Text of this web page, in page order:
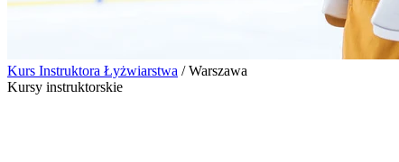
Kurs Instruktora Łyżwiarstwa / Warszawa
Kursy instruktorskie